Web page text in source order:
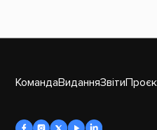
КомандаВиданняЗвіти